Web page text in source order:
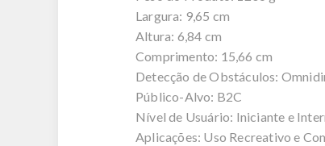
Largura: 9,65 cm
Altura: 6,84 cm
Comprimento: 15,66 cm
Detecção de Obstáculos:
Público-Alvo: B2C
Nível de Usuário: Iniciante e
Aplicações: Uso Recreativo e